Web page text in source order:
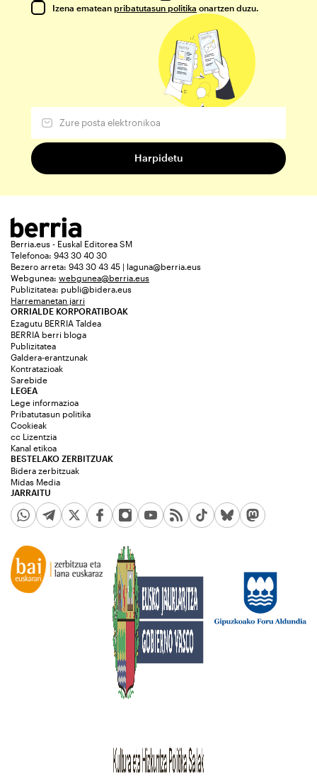
Izena ematean pribatutasun politika onartzen duzu.
Berria.eus - Euskal Editorea SM
Telefonoa: 943 30 40 30
Bezero arreta: 943 30 43 45 | laguna@berria.eus
Webgunea: webgunea@berria.eus
Publizitatea: publi@bidera.eus
Harremanetan jarri
ORRIALDE KORPORATIBOAK
Ezagutu BERRIA Taldea
BERRIA berri bloga
Publizitatea
Galdera-erantzunak
Kontratazioak
Sarebide
JARRAITU
LEGEA
Lege informazioa
Pribatutasun politika
Cookieak
cc Lizentzia
Kanal etikoa
BESTELAKO ZERBITZUAK
Bidera zerbitzuak
Midas Media